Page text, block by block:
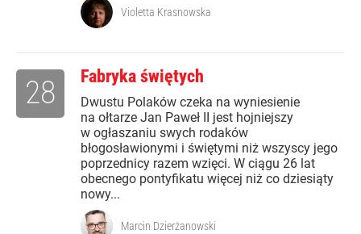
Violetta Krasnowska
Fabryka świętych
Dwustu Polaków czeka na wyniesienie
na ołtarze Jan Paweł II jest hojniejszy
w ogłaszaniu swych rodaków
błogosławionymi i świętymi niż wszyscy jego
poprzednicy razem wzięci. W ciągu 26 lat
obecnego pontyfikatu więcej niż co dziesiąty
nowy...
28
Marcin Dzierżanowski